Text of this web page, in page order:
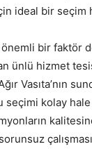
ideal bir seçim
bir faktör
ünlü hizmet
Vasıta’nın
seçimi kolay